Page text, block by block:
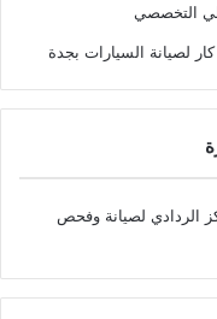
التخصصي
لصيانة السيارات بجدة
الردادي لصيانة وفحص